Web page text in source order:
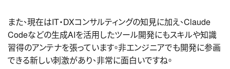
また、現在はIT・DXコンサルティングの知見に加え、Claude
Codeなどの生成AIを活用したツール開発にもスキルや知識
習得のアンテナを張っています。非エンジニアでも開発に参画
できる新しい刺激があり、非常に面白いですね。